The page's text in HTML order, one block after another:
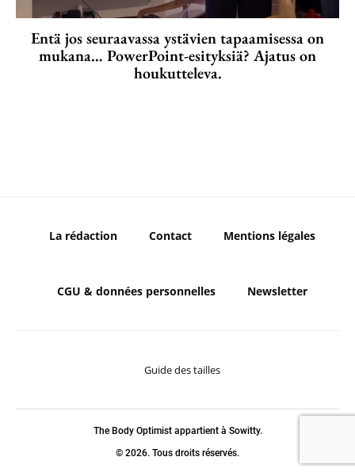
Entä jos seuraavassa ystävien tapaamisessa on
mukana… PowerPoint-esityksiä? Ajatus on
houkutteleva.
La rédaction Contact Mentions légales
CGU & données personnelles Newsletter
Guide des tailles
The Body Optimist appartient à Sowitty.
© 2026. Tous droits réservés.